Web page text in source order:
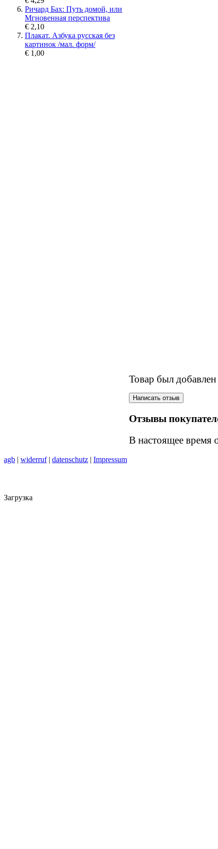
Ричард Бах: Путь домой, или
Мгновенная перспектива
€ 2,10
Плакат. Азбука русская без
картинок /мал. форм/
€ 1,00
Товар был
Отзывы
В настоящее время
agb | widerruf| datenschutz | Impressum
Загрузка